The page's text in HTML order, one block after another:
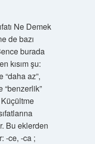
Ne Demek
de bazı
burada
kısım şu:
“daha az”,
“benzerlik”
Küçültme
Bu eklerden
-ce, -ca ;